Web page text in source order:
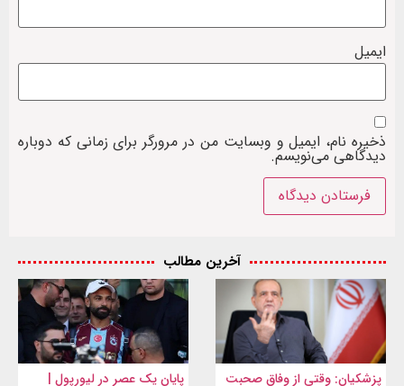
ایمیل
ذخیره نام، ایمیل و وبسایت من در مرورگر برای زمانی که دوباره
دیدگاهی می‌نویسم.
آخرین مطالب
پزشکیان: وقتی از وفاق صحبت پایان یک عصر در لیورپول |